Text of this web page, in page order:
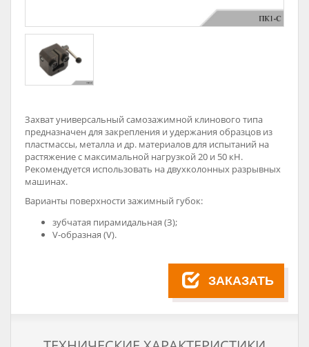
Захват универсальный самозажимной клинового типа
предназначен для закрепления и удержания образцов из
пластмассы, металла и др. материалов для испытаний на
растяжение с максимальной нагрузкой 20 и 50 кН.
Рекомендуется использовать на двухколонных разрывных
машинах.
Варианты поверхности зажимный губок:
зубчатая пирамидальная (З);
V-образная (V).
ЗАКАЗАТЬ